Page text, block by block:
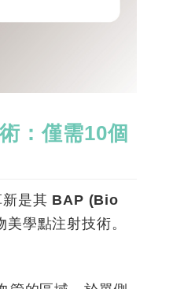
：僅需10個
是其 BAP (Bio
美學點注射技術。